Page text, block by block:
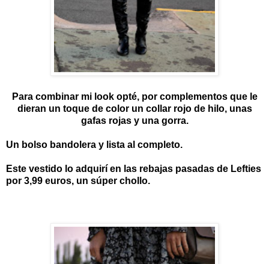
Para combinar mi look opté, por complementos que le
dieran un toque de color un collar rojo de hilo, unas
gafas rojas y una gorra.
Un bolso bandolera y lista al completo.
Este vestido lo adquirí en las rebajas pasadas de Lefties
por 3,99 euros, un súper chollo.